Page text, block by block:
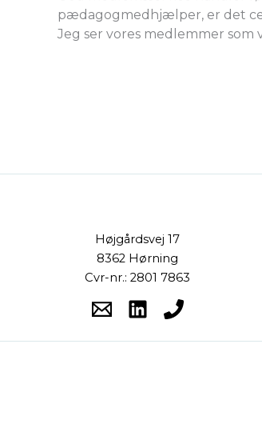
pædagogmedhjælper, er det
Jeg ser vores medlemmer som
Højgårdsvej 17
8362 Hørning
Cvr-nr.: 2801 7863